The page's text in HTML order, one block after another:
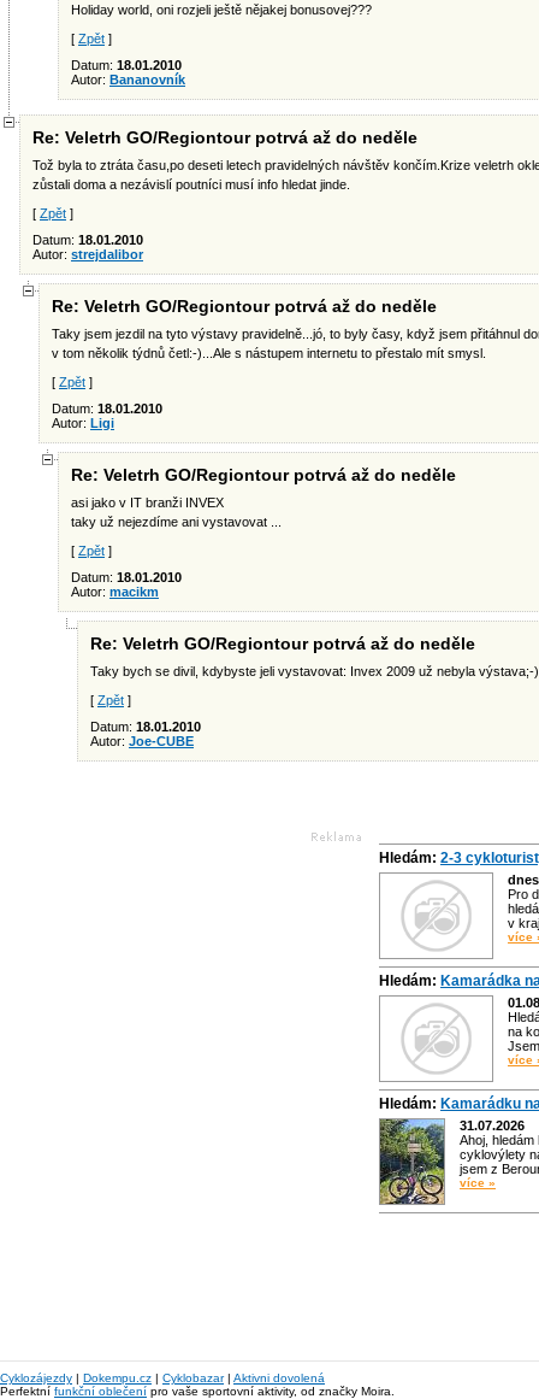
Holiday world, oni rozjeli ještě nějakej bonusovej???
[ Zpět ]
Datum: 18.01.2010
Autor: Bananovník
Re: Veletrh GO/Regiontour potrvá až do neděle
Tož byla to ztráta času,po deseti letech pravidelných návštěv končím.Krize veletrh
zůstali doma a nezávislí poutníci musí info hledat jinde.
[ Zpět ]
Datum: 18.01.2010
Autor: strejdalibor
Re: Veletrh GO/Regiontour potrvá až do neděle
Taky jsem jezdil na tyto výstavy pravidelně...jó, to byly časy, když jsem přitáhnul
v tom několik týdnů četl:-)...Ale s nástupem internetu to přestalo mít smysl.
[ Zpět ]
Datum: 18.01.2010
Autor: Ligi
Re: Veletrh GO/Regiontour potrvá až do neděle
asi jako v IT branži INVEX
taky už nejezdíme ani vystavovat ...
[ Zpět ]
Datum: 18.01.2010
Autor: macikm
Re: Veletrh GO/Regiontour potrvá až do neděle
Taky bych se divil, kdybyste jeli vystavovat: Invex 2009 už nebyla výstava;-)
[ Zpět ]
Datum: 18.01.2010
Autor: Joe-CUBE
Hledám: 2-3
dnes
Pro
v
více
Hledám: Kamarádka
na
více
Hledám: Kamarádku
31.07.2026
Ahoj,
cyklovýlety
jsem z
více »
Cyklozájezdy | Dokempu.cz | Cyklobazar| Aktivni dovolená
Perfektní funkční oblečení pro vaše sportovní aktivity, od značky Moira.